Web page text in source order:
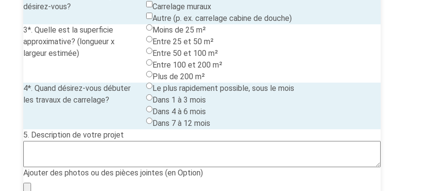
désirez-vous?
Carrelage muraux
Autre (p. ex. carrelage cabine de douche)
3*. Quelle est la superficie
approximative? (longueur x
largeur estimée)
Moins de 25 m²
Entre 25 et 50 m²
Entre 50 et 100 m²
Entre 100 et 200 m²
Plus de 200 m²
4*. Quand désirez-vous débuter
les travaux de carrelage?
Le plus rapidement possible, sous le mois
Dans 1 à 3 mois
Dans 4 à 6 mois
Dans 7 à 12 mois
5. Description de votre projet
Ajouter des photos ou des pièces jointes (en Option)